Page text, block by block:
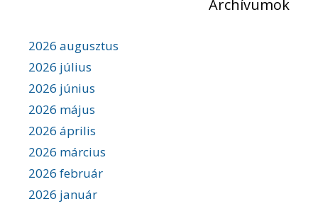
Archívumok
2026 augusztus
2026 július
2026 június
2026 május
2026 április
2026 március
2026 február
2026 január